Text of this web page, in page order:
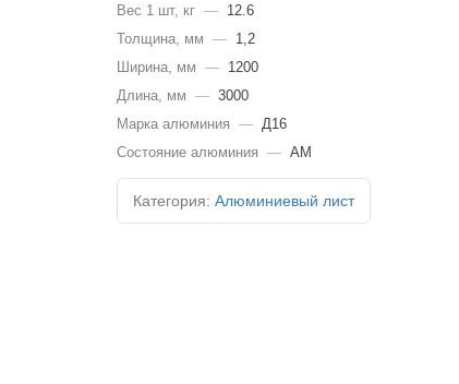
Вес 1 шт, кг —
12.6
Толщина, мм —
1,2
Ширина, мм —
1200
Длина, мм — 3000
Марка алюминия — Д16
Состояние алюминия — АМ
Категория: Алюминиевый лист